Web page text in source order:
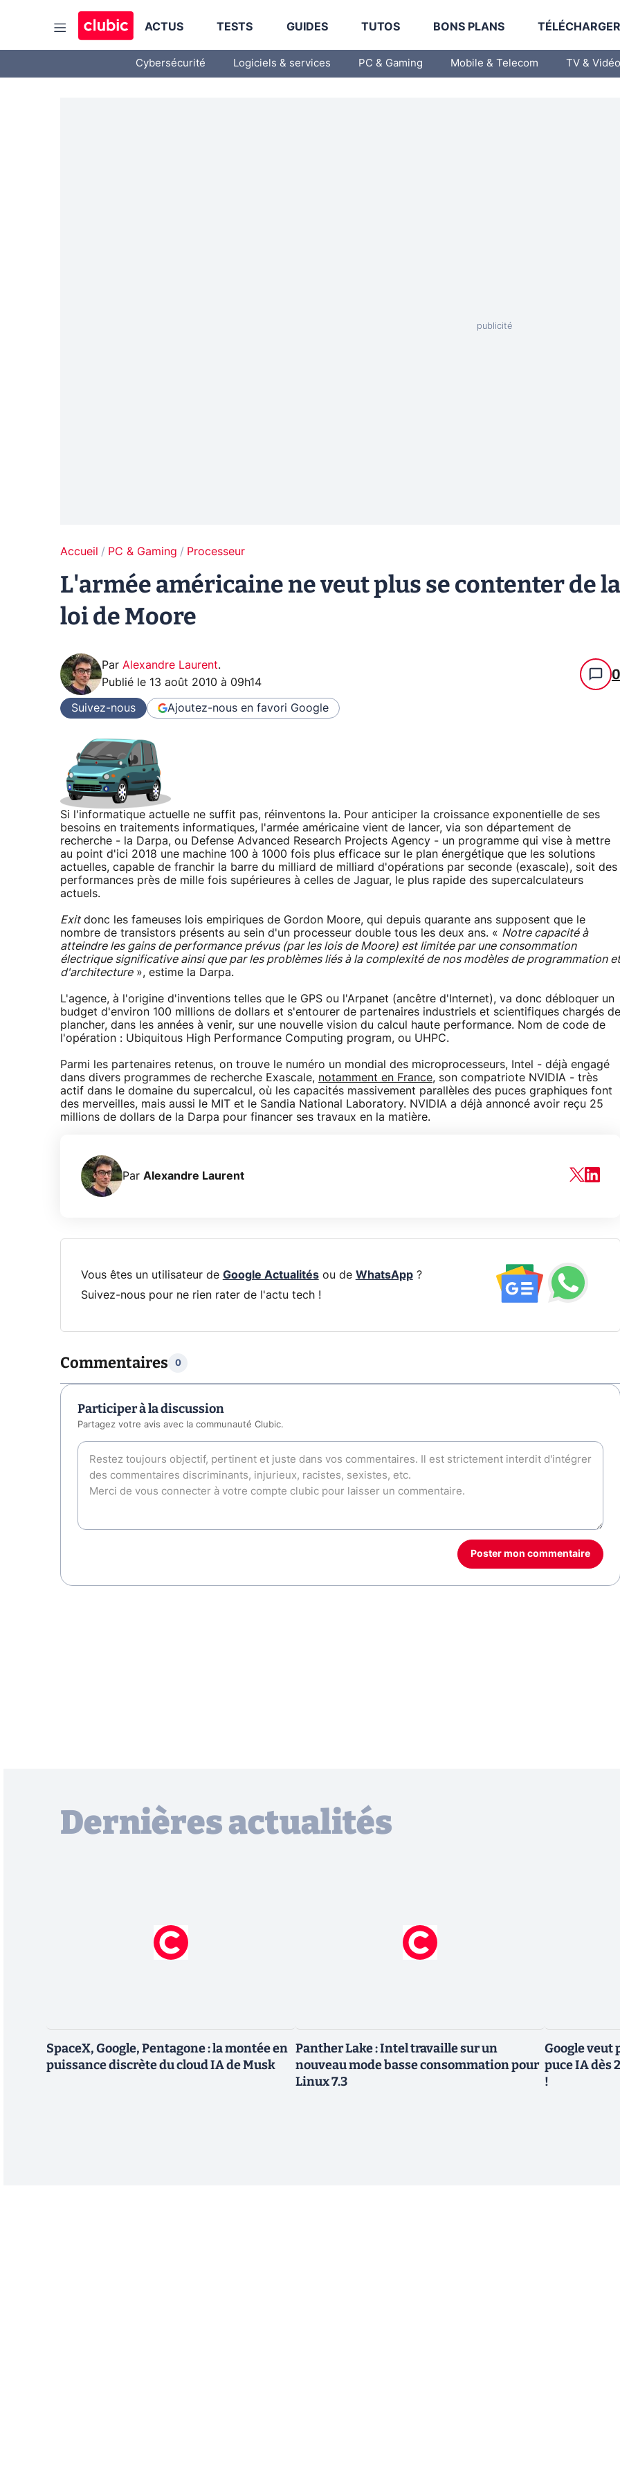
ACTUS TESTS GUIDES TUTOS BONS PLANS
Cybersécurité Logiciels & services PC & Gaming Mobile & Telecom TV & Vidéo
Accueil PC & Gaming Processeur
L'armée américaine ne veut plus se contenter de la
loi de Moore
Par Alexandre Laurent.
Publié le 13 août 2010 à 09h14 0
Suivez-nous Ajoutez-nous en favori Google
Si l'informatique actuelle ne suffit pas, réinventons la. Pour anticiper la croissance exponentielle de ses
besoins en traitements informatiques, l'armée américaine vient de lancer, via son département de
recherche - la Darpa, ou Defense Advanced Research Projects Agency - un programme qui vise à mettre
au point d'ici 2018 une machine 100 à 1000 fois plus efficace sur le plan énergétique que les solutions
actuelles, capable de franchir la barre du milliard de milliard d'opérations par seconde (exascale), soit des
performances près de mille fois supérieures à celles de Jaguar, le plus rapide des supercalculateurs
actuels.
Exitdonc les fameuses lois empiriques de Gordon Moore, qui depuis quarante ans supposent que le
nombre de transistors présents au sein d'un processeur double tous les deux ans. « Notre capacité à
atteindre les gains de performance prévus (par les lois de Moore) est limitée par une consommation
électrique significative ainsi que par les problèmes liés à la complexité de nos modèles de programmation et
d'architecture», estime la Darpa.
L'agence, à l'origine d'inventions telles que le GPS ou l'Arpanet (ancêtre d'Internet), va donc débloquer un
budget d'environ 100 millions de dollars et s'entourer de partenaires industriels et scientifiques chargés de
plancher, dans les années à venir, sur une nouvelle vision du calcul haute performance. Nom de code de
l'opération : Ubiquitous High Performance Computing program, ou UHPC.
Parmi les partenaires retenus, on trouve le numéro un mondial des microprocesseurs, Intel - déjà engagé
dans divers programmes de recherche Exascale, notamment en France, son compatriote NVIDIA - très
actif dans le domaine du supercalcul, où les capacités massivement parallèles des puces graphiques font
des merveilles, mais aussi le MIT et le Sandia National Laboratory. NVIDIA a déjà annoncé avoir reçu 25
millions de dollars de la Darpa pour financer ses travaux en la matière.
Par Alexandre Laurent
Vous êtes un utilisateur de Google Actualitésou de WhatsApp?
Suivez-nous pour ne rien rater de l'actu tech !
Commentaires 0
Participer à la discussion
Partagez votre avis avec la communauté Clubic.
Poster mon commentaire
Dernières actualités
SpaceX, Google, Pentagone : la montée en
puissance discrète du cloud IA de Musk
Panther Lake : Intel travaille sur un
nouveau mode basse consommation pour
Linux 7.3
Google veut
puce IA dès
!